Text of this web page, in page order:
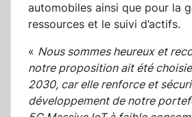
automobiles ainsi que pour la
ressources et le suivi d’actifs.
« Nous sommes heureux et
notre proposition ait été
2030, car elle renforce et
développement de notre